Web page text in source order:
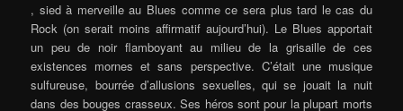
, sied à merveille au Blues comme ce sera plus tard le cas du
Rock (on serait moins affirmatif aujourd’hui). Le Blues apportait
un peu de noir flamboyant au milieu de la grisaille de ces
existences mornes et sans perspective. C’était une musique
sulfureuse, bourrée d’allusions sexuelles, qui se jouait la nuit
dans des bouges crasseux. Ses héros sont pour la plupart morts